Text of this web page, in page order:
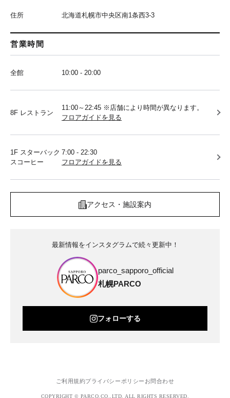
住所 北海道札幌市中央区南1条西3-3
営業時間
全館 10:00 - 20:00
8F レストラン
11:00～22:45 ※店舗により時間が異なります。
フロアガイドを見る
1F スターバック
スコーヒー
7:00 - 22:30
フロアガイドを見る
アクセス・施設案内
最新情報をインスタグラムで続々更新中！
parco_sapporo_official
札幌PARCO
フォローする
ご利用規約プライバシーポリシー お問合わせ
COPYRIGHT © PARCO.CO.,LTD. ALL RIGHTS RESERVED.